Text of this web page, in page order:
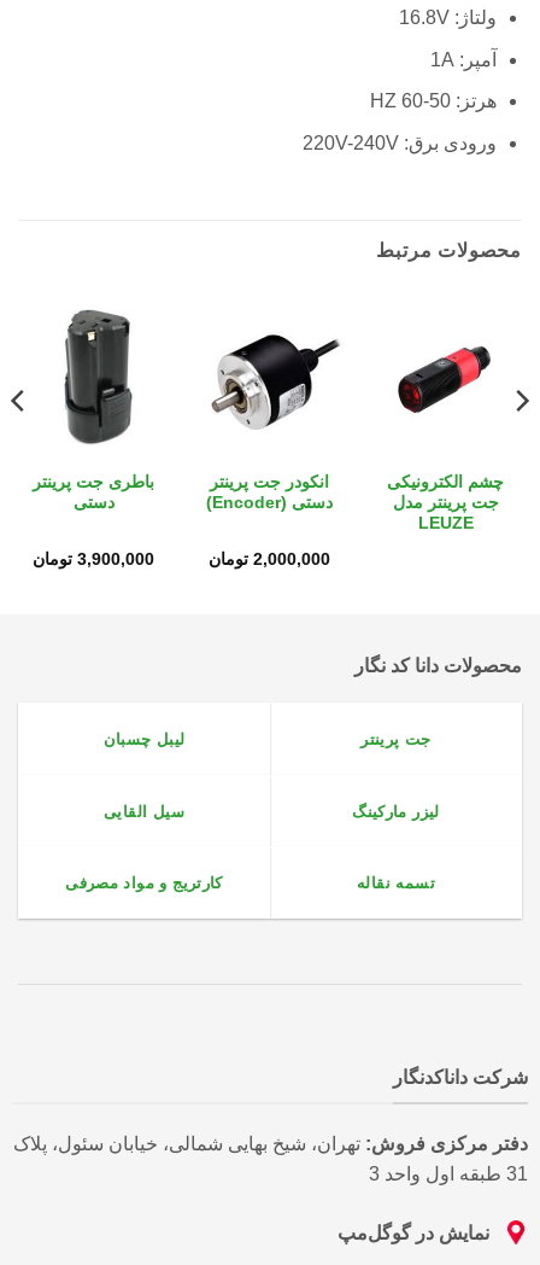
ولتاژ: 16.8V
آمپر: 1A
هرتز: 50-60 HZ
ورودی برق: 220V-240V
محصولات مرتبط
چشم الکترونیکی
جت پرینتر مدل
LEUZE
انکودر جت پرینتر
دستی (Encoder)
2,000,000 تومان
باطری جت پرینتر
دستی
3,900,000 تومان
محصولات دانا کد نگار
جت پرینتر لیبل چسبان
لیزر مارکینگ سیل القایی
تسمه نقاله کارتریج و مواد مصرفی
شرکت داناکدنگار
دفتر مرکزی فروش:تهران، شیخ بهایی شمالی، خیابان سئول، پلاک
31 طبقه اول واحد 3
نمایش در گوگل‌مپ